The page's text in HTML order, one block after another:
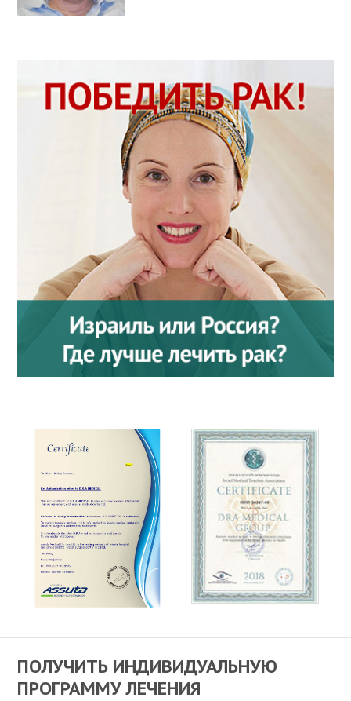
ПОЛУЧИТЬ ИНДИВИДУАЛЬНУЮ
ПРОГРАММУ ЛЕЧЕНИЯ